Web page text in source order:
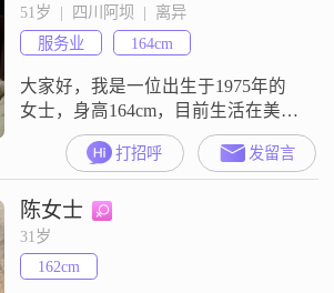
任自己的职责。我性格稳重可靠，
做事认真负责，对待家庭非常重
视。我认为家庭是生活的重心，愿
意为家人付出一切。在生活中，我
真诚
51岁  |  四川阿坝  |  离异
服务业
164cm
大家好，我是一位出生于1975年的
女士，身高164cm，目前生活在美丽
的阿坝##3002##我的月收入在3001
到5000元之间，虽然不是很高，但
足够维持我简单而幸福的生活
##3002##我学历不高，只有高中及
以下，但我相信，生活中的智慧和
经验远比书本上的知识来得重要
##3002##我性格独立自信，总是以
打招呼 发留言
陈女士
31岁
162cm